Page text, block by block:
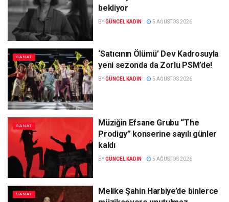
bekliyor
BYGÜNCEL KADIN 5 AĞUSTOS 2026
SANAT
‘Satıcının Ölümü’ Dev Kadrosuyla
yeni sezonda da Zorlu PSM’de!
BYGÜNCEL KADIN 5 AĞUSTOS 2026
SANAT
Müziğin Efsane Grubu “The
Prodigy” konserine sayılı günler
kaldı
BYGÜNCEL KADIN 5 AĞUSTOS 2026
SANAT
Melike Şahin Harbiye’de binlerce